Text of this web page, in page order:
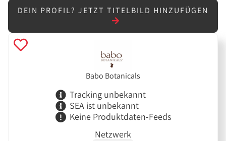
DEIN PROFIL? JETZT TITELBILD HINZUFÜGEN
Babo Botanicals
Tracking unbekannt
SEA ist unbekannt
Keine Produktdaten-Feeds
Netzwerk